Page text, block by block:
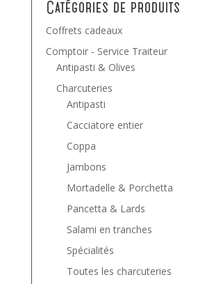
Catégories de produits
Coffrets cadeaux
Comptoir - Service Traiteur
Antipasti & Olives
Charcuteries
Antipasti
Cacciatore entier
Coppa
Jambons
Mortadelle & Porchetta
Pancetta & Lards
Salami en tranches
Spécialités
Toutes les charcuteries